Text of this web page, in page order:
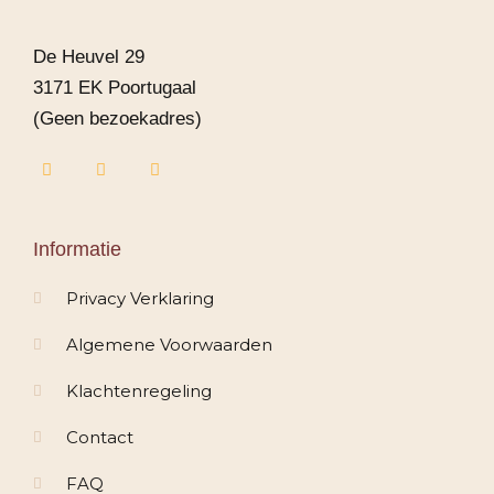
De Heuvel 29
3171 EK Poortugaal
(Geen bezoekadres)
F
a
o
I
n
g
m
W
h
Informatie
Privacy Verklaring
Algemene Voorwaarden
Klachtenregeling
Contact
FAQ